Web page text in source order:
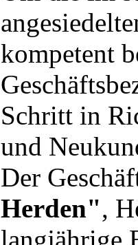
kompetent
Schritt in
und
Der
Herden",
langjährige